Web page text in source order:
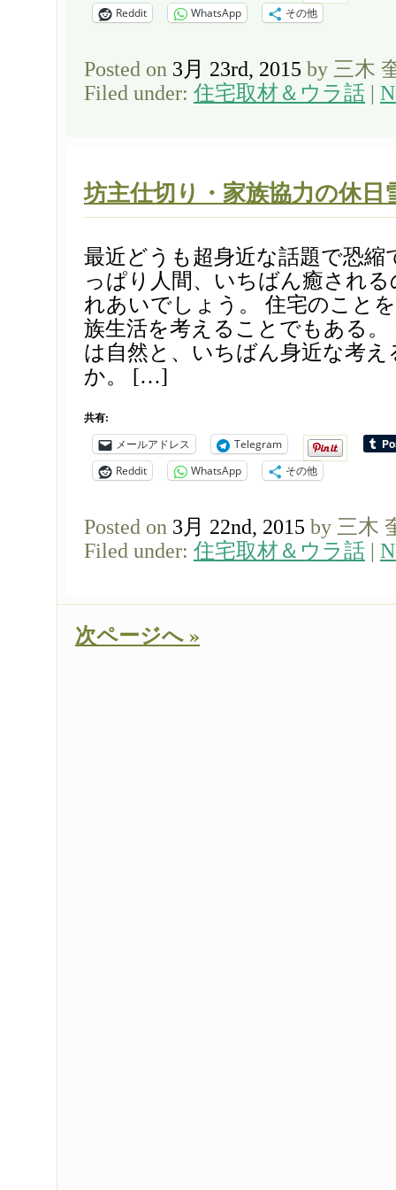
Reddit
WhatsApp その他
Posted on 3月 23rd, 2015 by 三木
Filed under: 住宅取材＆ウラ話
坊主仕切り・家族協力の休日
最近どうも超身近な話題で恐縮
っぱり人間、いちばん癒され
れあいでしょう。 住宅のこと
族生活を考えることでもある
は自然と、いちばん身近な考
か。 […]
共有:
メールアドレス
Telegram
Reddit
WhatsApp その他
Posted on 3月 22nd, 2015 by 三木
Filed under: 住宅取材＆ウラ話 |
次ページへ »